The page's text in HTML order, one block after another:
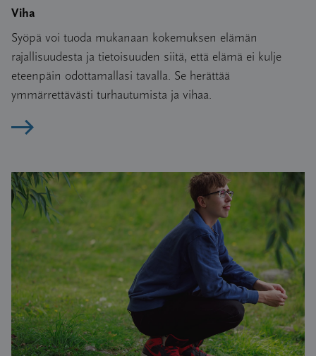
Viha
Syöpä voi tuoda mukanaan kokemuksen elämän
rajallisuudesta ja tietoisuuden siitä, että elämä ei kulje
eteenpäin odottamallasi tavalla. Se herättää
ymmärrettävästi turhautumista ja vihaa.
Lue artikkeli